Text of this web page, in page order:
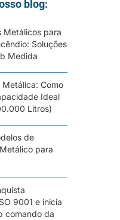
blog:
Metálicos para
Soluções
Medida
Metálica: Como
Ideal
Litros)
de
para
9001 e inicia
comando da